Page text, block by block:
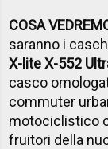
COSA
saranno i
X-lite X-552
casco
commuter
motociclistico
fruitori della